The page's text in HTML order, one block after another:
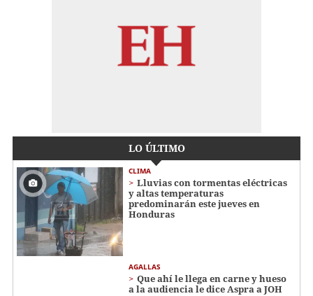
LO ÚLTIMO
CLIMA
Lluvias con tormentas eléctricas
y altas temperaturas
predominarán este jueves en
Honduras
AGALLAS
Que ahí le llega en carne y hueso
a la audiencia le dice Aspra a JOH